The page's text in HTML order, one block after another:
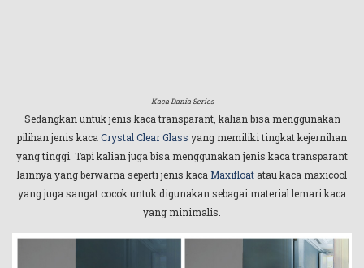
Kaca Dania Series
Sedangkan untuk jenis kaca transparant, kalian bisa menggunakan
pilihan jenis kaca Crystal Clear Glass yang memiliki tingkat kejernihan
yang tinggi. Tapi kalian juga bisa menggunakan jenis kaca transparant
lainnya yang berwarna seperti jenis kaca Maxifloat atau kaca maxicool
yang juga sangat cocok untuk digunakan sebagai material lemari kaca
yang minimalis.